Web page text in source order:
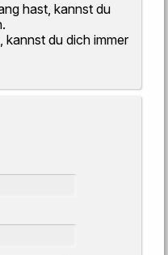
hast, kannst du
kannst du dich immer